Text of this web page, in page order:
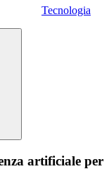
Tecnologia
artificiale per